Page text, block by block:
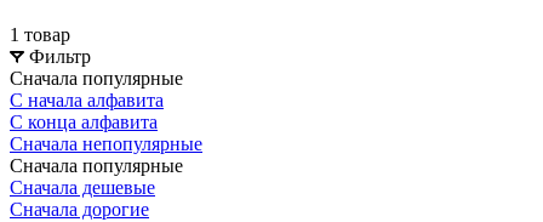
1 товар
Фильтр
Сначала популярные
С начала алфавита
С конца алфавита
Сначала непопулярные
Сначала популярные
Сначала дешевые
Сначала дорогие